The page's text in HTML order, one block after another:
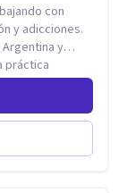
con
y
práctica
basadas en
Los
en la